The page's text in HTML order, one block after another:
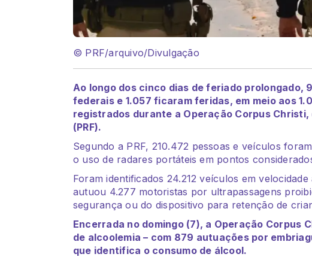
© PRF/arquivo/Divulgação
Ao longo dos cinco dias de feriado prolongado,
federais e 1.057 ficaram feridas, em meio aos
registrados durante a Operação Corpus Christi,
(PRF).
Segundo a PRF, 210.472 pessoas e veículos
o uso de radares portáteis em pontos
Foram identificados 24.212 veículos em
autuou 4.277 motoristas por ultrapassagens
segurança ou do dispositivo para retenção de
Encerrada no domingo (7), a Operação Corpus
de alcoolemia – com 879 autuações por
que identifica o consumo de álcool.